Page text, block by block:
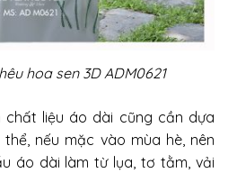
hoa sen 3D ADM0621
chất liệu áo dài cũng cần dựa
thể, nếu mặc vào mùa hè, nên
áo dài làm từ lụa, tơ tằm, vải